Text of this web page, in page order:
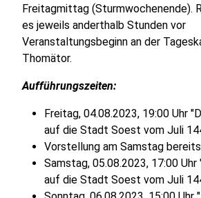
Freitagmittag (Sturmwochenende).
es jeweils anderthalb Stunden vor
Veranstaltungsbeginn an der
Thomätor.
Aufführungszeiten:
Freitag, 04.08.2023, 19:00 Uhr
auf die Stadt Soest vom Juli
Vorstellung am Samstag bereits
Samstag, 05.08.2023, 17:00
auf die Stadt Soest vom Juli